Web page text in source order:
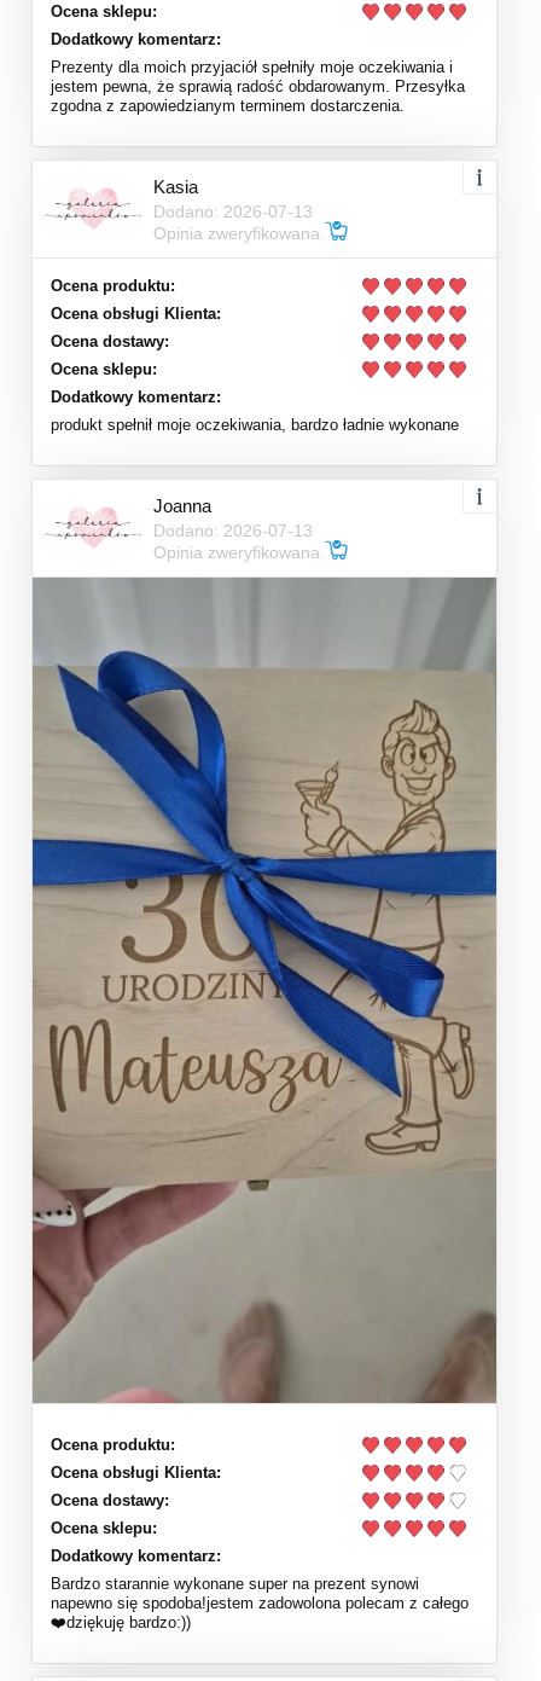
Ocena sklepu:
Dodatkowy komentarz:
Prezenty dla moich przyjaciół spełniły moje oczekiwania i
jestem pewna, że sprawią radość obdarowanym. Przesyłka
zgodna z zapowiedzianym terminem dostarczenia.
Kasia
Dodano: 2026-07-13
Opinia zweryfikowana
Ocena produktu:
Ocena obsługi Klienta:
Ocena dostawy:
Ocena sklepu:
Dodatkowy komentarz:
produkt spełnił moje oczekiwania, bardzo ładnie wykonane
Joanna
Dodano: 2026-07-13
Opinia zweryfikowana
Ocena produktu:
Ocena obsługi Klienta:
Ocena dostawy:
Ocena sklepu:
Dodatkowy komentarz:
Bardzo starannie wykonane super na prezent synowi
napewno się spodoba!jestem zadowolona polecam z całego
❤️dziękuję bardzo:))